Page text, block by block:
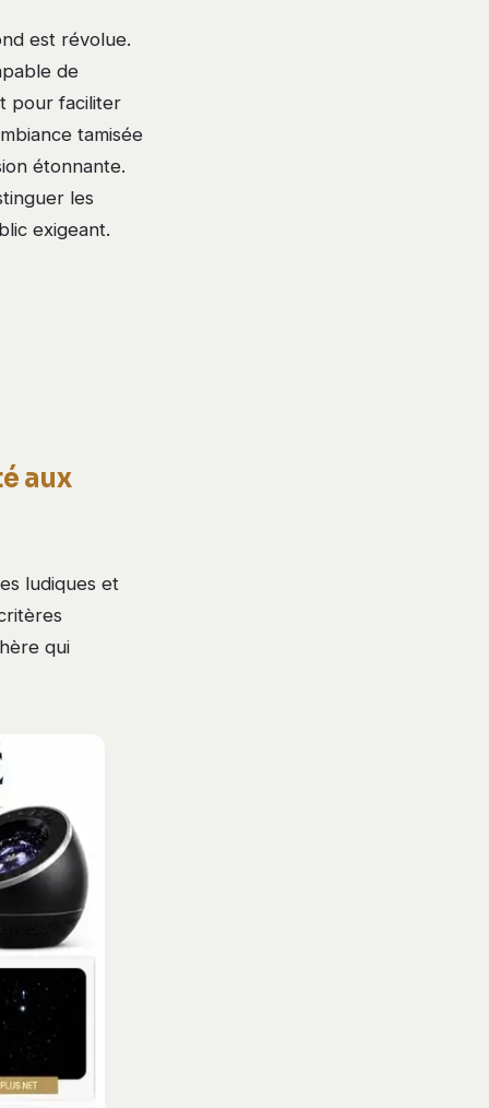
est révolue.
de
pour faciliter
tamisée
étonnante.
les
exigeant.
aux
ludiques et
qui